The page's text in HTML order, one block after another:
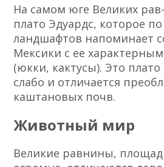
На самом юге Великих
плато Эдуардс, которое
ландшафтов напоминает
Мексики с ее
(юкки, кактусы). Это
слабо и отличается
каштановых почв.
Животный мир
Великие равнины,